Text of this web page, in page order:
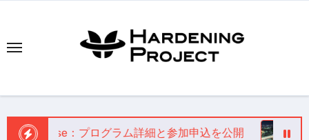
を
：プログラム詳細と参加申込を公開